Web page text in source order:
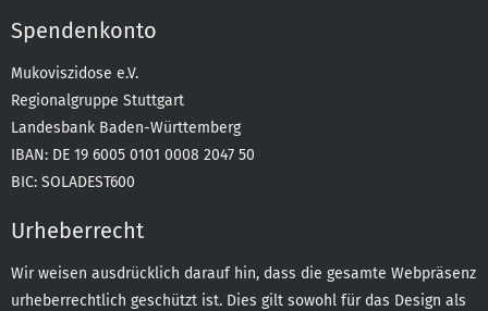
Spendenkonto
Mukoviszidose e.V.
Regionalgruppe Stuttgart
Landesbank Baden-Württemberg
IBAN: DE 19 6005 0101 0008 2047 50
BIC: SOLADEST600
Urheberrecht
Wir weisen ausdrücklich darauf hin, dass die gesamte Webpräsenz
urheberrechtlich geschützt ist. Dies gilt sowohl für das Design als